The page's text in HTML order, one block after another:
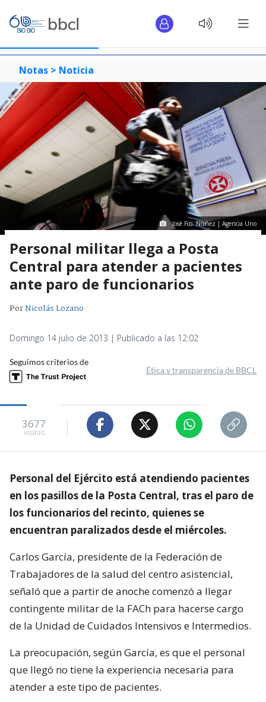
Notas > Noticia
José Fco. Núñez | Agencia Uno
Personal militar llega a Posta
Central para atender a pacientes
ante paro de funcionarios
PorNicolás Lozano
Domingo 14 julio de 2013 | Publicado a las 12:02
Seguimos criterios de
Ética y transparencia de BBCL
3677
visitas
Personal del Ejército está atendiendo pacientes
en los pasillos de la Posta Central, tras el paro de
los funcionarios del recinto, quienes se
encuentran paralizados desde el miércoles.
Carlos García, presidente de la Federación de
Trabajadores de la salud del centro asistencial,
señaló que a partir de anoche comenzó a llegar
contingente militar de la FACh para hacerse cargo
de la Unidad de Cuidados Intensivos e Intermedios.
La preocupación, según García, es que el personal
que llegó no tiene la experiencia necesaria para
atender a este tipo de pacientes.